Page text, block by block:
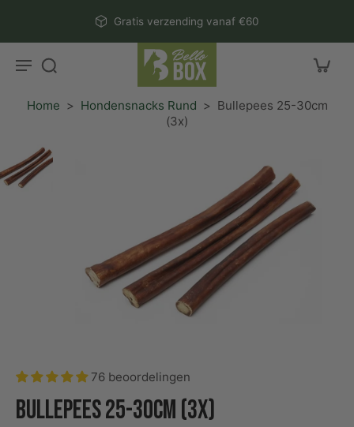
Gratis verzending vanaf €60
Home > Hondensnacks Rund > Bullepees 25-30cm
(3x)
76 beoordelingen
Bullepees 25-30cm (3x)